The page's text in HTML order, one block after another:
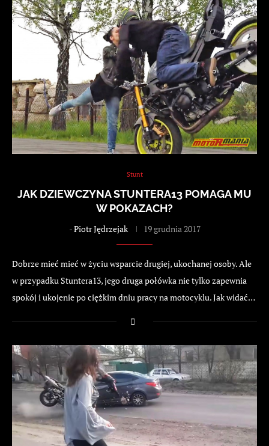
Stunt
JAK DZIEWCZYNA STUNTERA13 POMAGA MU
W POKAZACH?
-Piotr Jędrzejak 19 grudnia 2017
Dobrze mieć mieć w życiu wsparcie drugiej, ukochanej osoby. Ale
w przypadku Stuntera13, jego druga połówka nie tylko zapewnia
spokój i ukojenie po ciężkim dniu pracy na motocyklu. Jak widać…